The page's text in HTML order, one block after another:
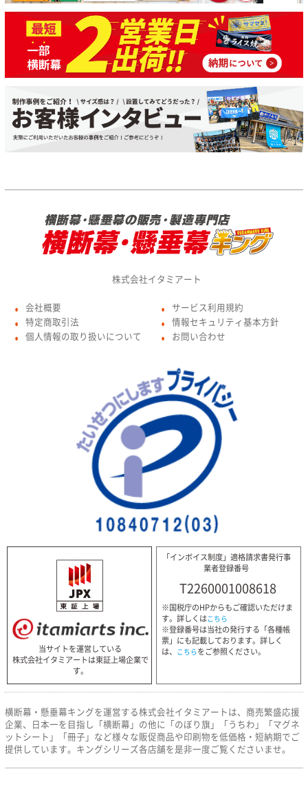
株式会社イタミアート
● 会社概要
● 特定商取引法
● 個人情報の取り扱いについて
● サービス利用規約
● 情報セキュリティ基本方針
● お問い合わせ
当サイトを運営している
株式会社イタミアートは東証上場企業で
す。
「インボイス制度」適格請求書発行事
業者登録番号
T2260001008618
※国税庁のHPからもご確認いただけま
す。詳しくはこちら
※登録番号は当社の発行する「各種帳
票」にも記載しております。詳しく
は、 こちらをご参照ください。
横断幕・懸垂幕キングを運営する株式会社イタミアートは、商売繁盛応援
企業、日本一を目指し「横断幕」の他に「のぼり旗」「うちわ」「マグネ
ットシート」「冊子」など様々な販促商品や印刷物を低価格・短納期でご
提供しています。キングシリーズ各店舗を是非一度ご覧くださいませ。